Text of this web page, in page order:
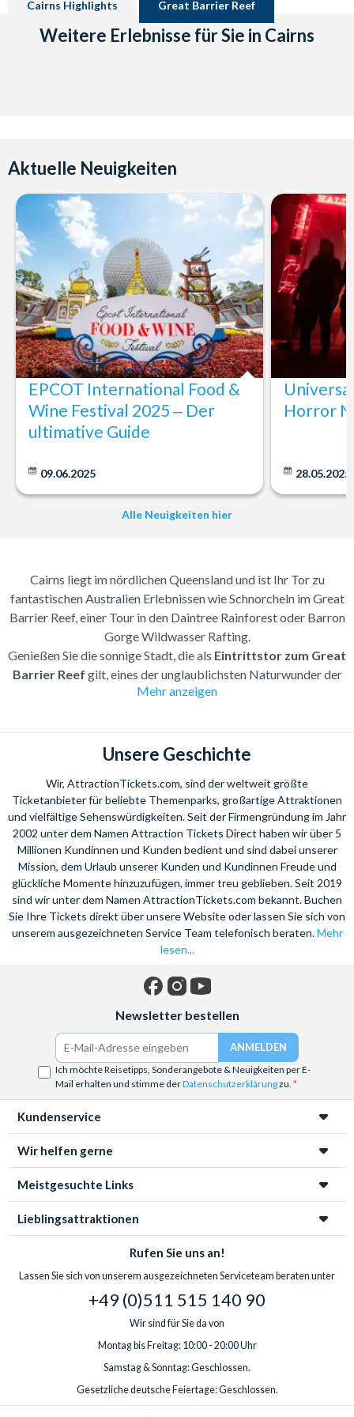
Cairns Highlights Great Barrier Reef
Weitere Erlebnisse für Sie in Cairns
Aktuelle Neuigkeiten
EPCOT International Food &
Wine Festival 2025 ‒ Der
ultimative Guide
09.06.2025
Horror
28.05.2025
Alle Neuigkeiten hier
Cairns liegt im nördlichen Queensland und ist Ihr Tor zu
fantastischen Australien Erlebnissen wie Schnorcheln im Great
Barrier Reef, einer Tour in den Daintree Rainforest oder Barron
Gorge Wildwasser Rafting.
Genießen Sie die sonnige Stadt, die als Eintrittstor zum Great
Barrier Reef gilt, eines der unglaublichsten Naturwunder der
Welt. Cairns hat sich über die Jahre von einer ruhigen
schönstenNaturabenteuer Australiensentwickelt.
Erleben Sie mit einerTour zum Great Barrier Reef
Wunder des Ozeans. Besteigen Sie einen Katamaran, der Sie
zum Riff führt und tauchen tief in das Meer hinein, um die
spektakuläre Unterwasserwelt zu bestaunen. Alternativ
schnorcheln Sie an der Seite der farbenfrohen tropischen
Fische und bezaubernden Meeresschildkröten. Ein wirklich
einmaliges Erlebnis!
Entspannen Sie in der Lagune in der Stadt und genießen den
Meerblick. An der Strandpromenadesind Sie nie weit von
der Auswahl an lebhaften Bars, guten Restaurants oder
köstlichen australischen Barbecues.
Ebenfalls nahe an Cairns liegt derDaintree Forest
Regenwald vordringen und die unglaubliche tropische
Landschaft erkunden. Genießen Sie unvergessliche Erlebnisse
Fahrt mit dem Heißluftballon zu
Sonnenuntergang,Helikopter RundflugoderWildwasser
Mehr anzeigen
Unsere Geschichte
Wir, AttractionTickets.com, sind der weltweit größte
Ticketanbieter für beliebte Themenparks, großartige Attraktionen
und vielfältige Sehenswürdigkeiten. Seit der Firmengründung im Jahr
2002 unter dem Namen Attraction Tickets Direct haben wir über 5
Millionen Kundinnen und Kunden bedient und sind dabei unserer
Mission, dem Urlaub unserer Kunden und Kundinnen Freude und
glückliche Momente hinzuzufügen, immer treu geblieben. Seit 2019
sind wir unter dem Namen AttractionTickets.com bekannt. Buchen
Sie Ihre Tickets direkt über unsere Website oder lassen Sie sich von
unserem ausgezeichneten Service Team telefonisch beraten.Mehr
lesen...
Newsletter bestellen
Ich möchte Reisetipps, Sonderangebote & Neuigkeiten per E-
Mail erhalten und stimme derDatenschutzerklärungzu.
Kundenservice
Wir helfen gerne
Meistgesuchte Links
Lieblingsattraktionen
Rufen Sie uns an!
Lassen Sie sich von unserem ausgezeichneten Serviceteam beraten unter
+49 (0)511 515 140 90
Wir sind für Sie da von
Montag bis Freitag: 10:00 - 20:00 Uhr
Samstag & Sonntag: Geschlossen.
Gesetzliche deutsche Feiertage: Geschlossen.